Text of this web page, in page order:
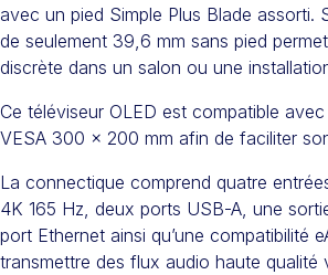
avec un pied Simple Plus Blade assorti.
de seulement 39,6 mm sans pied
discrète dans un salon ou une
Ce téléviseur OLED est compatible
VESA 300 x 200 mm afin de faciliter
La connectique comprend quatre
4K 165 Hz, deux ports USB-A, une
port Ethernet ainsi qu’une compatibilité
transmettre des flux audio haute qualité